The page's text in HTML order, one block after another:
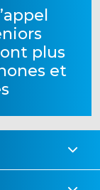
plus
et